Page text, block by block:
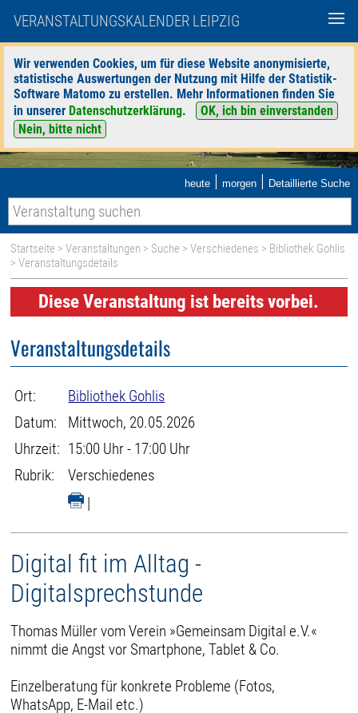
VERANSTALTUNGSKALENDER LEIPZIG
Wir verwenden Cookies, um für diese Website anonymisierte,
statistische Auswertungen der Nutzung mit Hilfe der Statistik-
Software Matomo zu erstellen. Mehr Informationen finden Sie
in unserer Datenschutzerklärung.
OK, ich bin einverstanden
Nein, bitte nicht
heute | morgen | Detaillierte Suche
Startseite >Veranstaltungen > Suche >Verschiedenes > Bibliothek Gohlis
> Veranstaltungsdetails
Diese Veranstaltung ist bereits vorbei.
Veranstaltungsdetails
Ort:
Bibliothek Gohlis
Datum:
Mittwoch, 20.05.2026
Uhrzeit: 15:00 Uhr - 17:00 Uhr
Rubrik:
Verschiedenes
|
Digital fit im Alltag -
Digitalsprechstunde
Thomas Müller vom Verein »Gemeinsam Digital e.V.«
nimmt die Angst vor Smartphone, Tablet & Co.
Einzelberatung für konkrete Probleme (Fotos,
WhatsApp, E-Mail etc.)